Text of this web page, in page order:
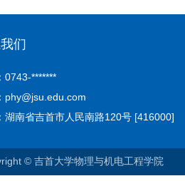
们
0743-*******
phy@jsu.edu.com
湖南省吉首市人民南路120号 [416000]
© 吉首大学物理与机电工程学院